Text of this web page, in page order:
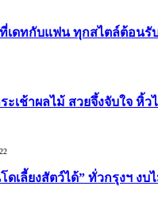
เดทกับแฟน ทุกสไตล์ต้อนรั
ะเช้าผลไม้ สวยจึ้งจับใจ หิ้ว
ดเลี้ยงสัตว์ได้” ทั่วกรุงฯ งบ